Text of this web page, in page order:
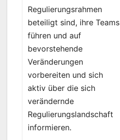
Regulierungsrahmen
beteiligt sind, ihre Teams
führen und auf
bevorstehende
Veränderungen
vorbereiten und sich
aktiv über die sich
verändernde
Regulierungslandschaft
informieren.